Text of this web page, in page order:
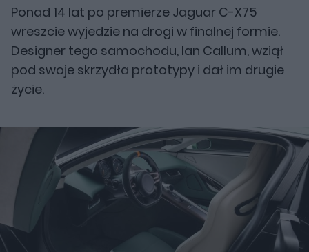
Ponad 14 lat po premierze Jaguar C-X75
wreszcie wyjedzie na drogi w finalnej formie.
Designer tego samochodu, Ian Callum, wziął
pod swoje skrzydła prototypy i dał im drugie
życie.